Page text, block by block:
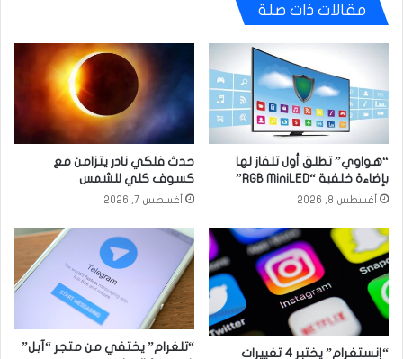
مقالات ذات صلة
“هواوي” تطلق أول تلفاز لها
بإضاءة خلفية “RGB MiniLED”
أغسطس 8, 2026
حدث فلكي نادر يتزامن مع
كسوف كلي للشمس
أغسطس 7, 2026
“إنستغرام” يختبر 4 تغييرات
“تلغرام” يختفي من متجر “آبل”